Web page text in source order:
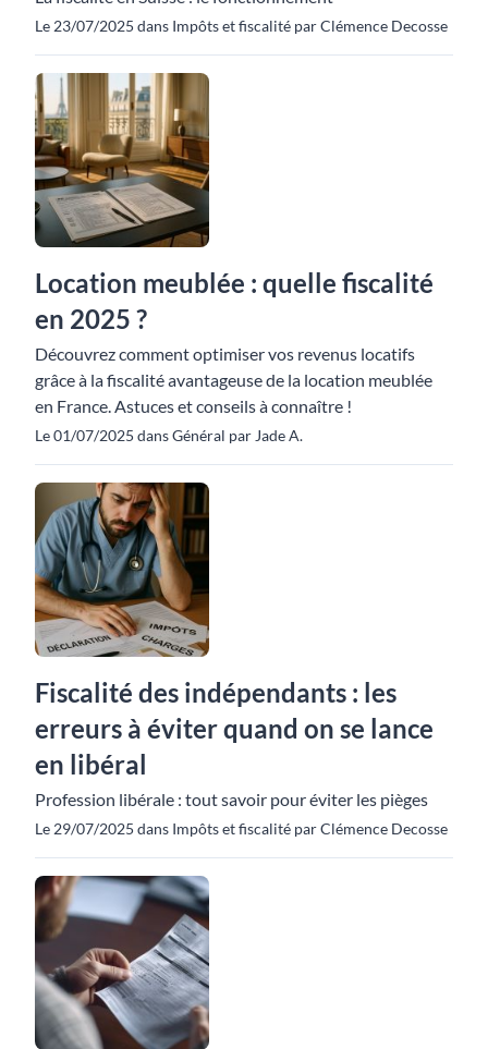
Le 23/07/2025 dans Impôts et fiscalité par Clémence Decosse
Location meublée : quelle fiscalité
en 2025 ?
Découvrez comment optimiser vos revenus locatifs
grâce à la fiscalité avantageuse de la location meublée
en France. Astuces et conseils à connaître !
Le 01/07/2025 dans Général par Jade A.
Fiscalité des indépendants : les
erreurs à éviter quand on se lance
en libéral
Profession libérale : tout savoir pour éviter les pièges
Le 29/07/2025 dans Impôts et fiscalité par Clémence Decosse